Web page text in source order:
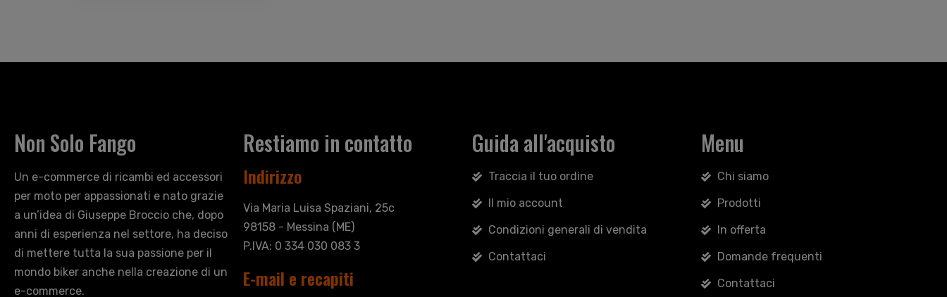
Non Solo Fango
Un e-commerce di ricambi ed accessori
per moto per appassionati e nato grazie
a un’idea di Giuseppe Broccio che, dopo
anni di esperienza nel settore, ha deciso
di mettere tutta la sua passione per il
mondo biker anche nella creazione di un
e-commerce.
Restiamo in contatto
Indirizzo
Via Maria Luisa Spaziani, 25c
98158 - Messina (ME)
P.IVA: 0 334 030 083 3
E-mail e recapiti
Guida all'acquisto
Traccia il tuo ordine
Il mio account
Condizioni generali di vendita
Contattaci
Menu
Chi siamo
Prodotti
In offerta
Domande frequenti
Contattaci